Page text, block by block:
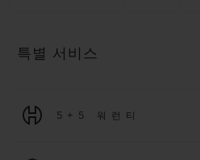
특별 서비스
5+5 워런티